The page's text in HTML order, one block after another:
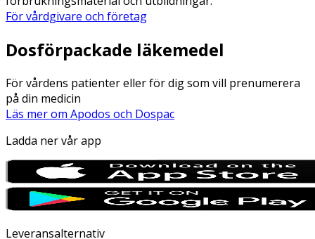
För vårdgivare och företag
Dosförpackade läkemedel
För vårdens patienter eller för dig som vill prenumerera
på din medicin
Läs mer om Apodos och Dospac
Ladda ner vår app
Leveransalternativ